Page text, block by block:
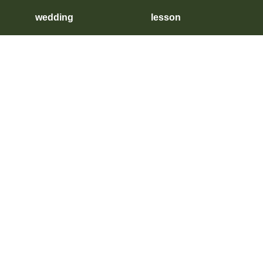
wedding lesson